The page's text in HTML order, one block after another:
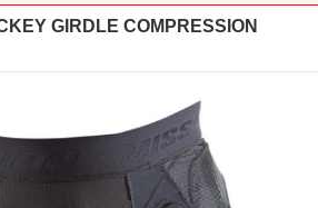
GIRDLE COMPRESSION